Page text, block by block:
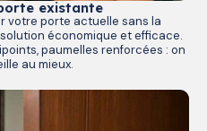
existante
votre porte actuelle sans la
économique et efficace.
paumelles renforcées : on
au mieux.